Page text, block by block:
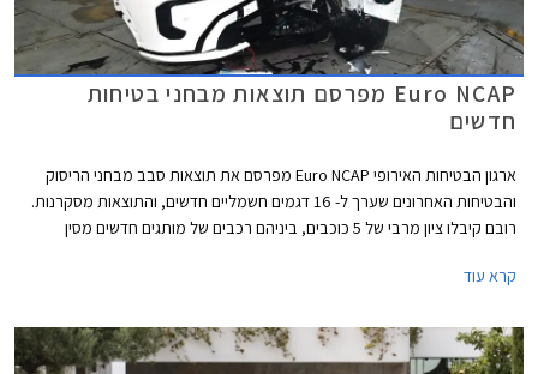
Euro NCAP מפרסם תוצאות מבחני בטיחות
חדשים
ארגון הבטיחות האירופי Euro NCAP מפרסם את תוצאות סבב מבחני הריסוק
והבטיחות האחרונים שערך ל- 16 דגמים חשמליים חדשים, והתוצאות מסקרנות.
רובם קיבלו ציון מרבי של 5 כוכבים, ביניהם רכבים של מותגים חדשים מסין
ציונים של 4 כוכבים וחלקם כמעט איבדו את הכוכב החמישי.
קרא עוד